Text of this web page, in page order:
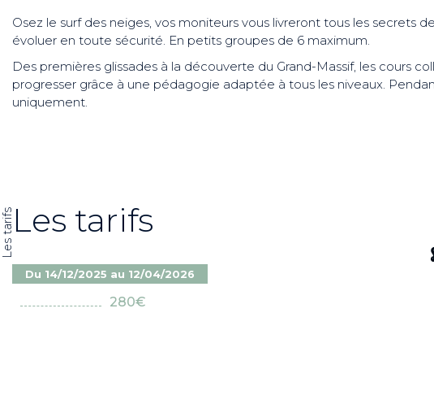
Osez le surf des neiges, vos moniteurs vous livreront tous les secrets
évoluer en toute sécurité. En petits groupes de 6 maximum.
Des premières glissades à la découverte du Grand-Massif, les cours
progresser grâce à une pédagogie adaptée à tous les niveaux.
uniquement.
Les tarifsLes tarifs
Du 14/12/2025 au 12/04/2026
280€